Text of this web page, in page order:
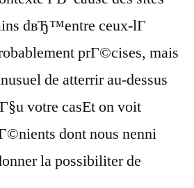
dвЂ™entre ceux-lГ
prГ©cises, mais
de atterrir au-dessus
votre casEt on voit
dont nous nenni
la possibiliter de